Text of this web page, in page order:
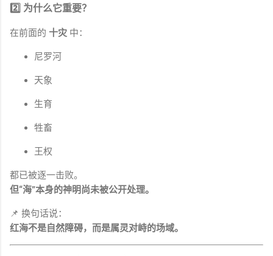
2️⃣ 为什么它重要？
在前面的 十灾 中：
尼罗河
天象
生育
牲畜
王权
都已被逐一击败。
但“海”本身的神明尚未被公开处理。
📌 换句话说：
红海不是自然障碍，而是属灵对峙的场域。